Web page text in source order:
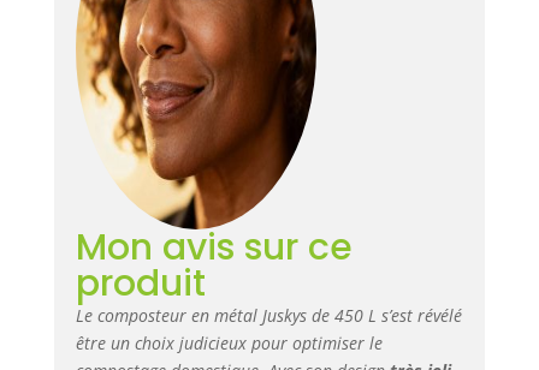
préassemblés
facilite le montage
– pour plus de
temps au paradis
vert ✅ Aération
optimale pour un
compost rapide :
La structure
favorise la
circulation de l’air
décomposition
naturelle et rapide
des déchets de
Mon avis sur ce
produit
Le composteur en métal Juskys de 450 L s’est révélé
être un choix judicieux pour optimiser le